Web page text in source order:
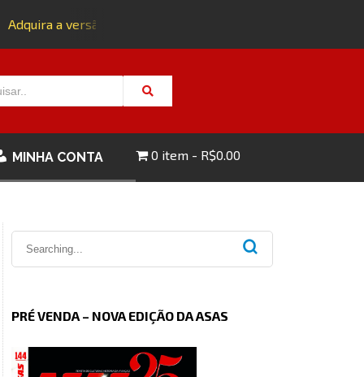
Adquira a versão impressa da edição 143 com FRETE GRÁTIS -
MINHA CONTA 0 item R$0.00
PRÉ VENDA – NOVA EDIÇÃO DA ASAS